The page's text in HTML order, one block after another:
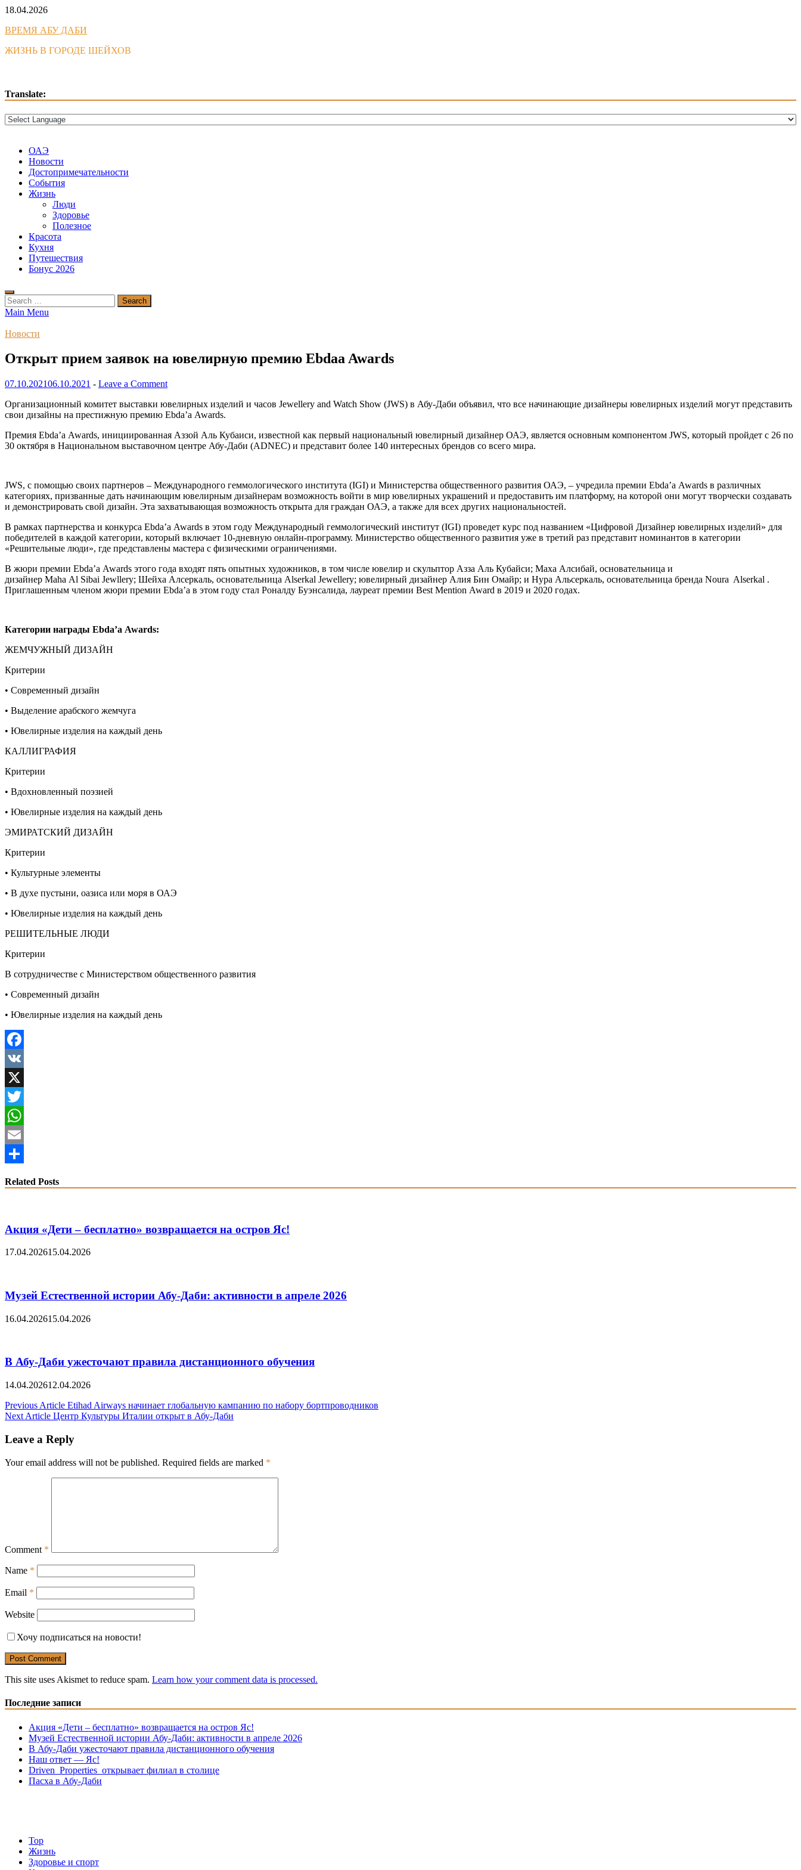
Skip
content
18.04.2026
ВРЕМЯ АБУ ДАБИ
ЖИЗНЬ В ГОРОДЕ ШЕЙХОВ
Translate:
ОАЭ
Новости
Достопримечательности
События
Жизнь
Люди
Здоровье
Полезное
Красота
Кухня
Путешествия
Бонус 2026
Search
for:
Main Menu
Новости
Открыт прием заявок на ювелирную премию Ebdaa Awards
07.10.202106.10.2021 - Leave a Comment
Организационный комитет выставки ювелирных изделий и часов Jewellery and Watch Show (JWS) в Абу-Даби объявил, что все начинающие дизайнеры ювелирных изделий могут представить
свои дизайны на престижную премию Ebda’a Awards.
Премия Ebda’a Awards, инициированная Аззой Аль Кубаиси, известной как первый национальный ювелирный дизайнер ОАЭ, является основным компонентом JWS, который пройдет с 26 по
30 октября в Национальном выставочном центре Абу-Даби (ADNEC) и представит более 140 интересных брендов со всего мира.
JWS, с помощью своих партнеров – Международного геммологического института (IGI) и Министерства общественного развития ОАЭ, – учредила премии Ebda’a Awards в различных
категориях, призванные дать начинающим ювелирным дизайнерам возможность войти в мир ювелирных украшений и предоставить им платформу, на которой они могут творчески создавать
и демонстрировать свой дизайн. Эта захватывающая возможность открыта для граждан ОАЭ, а также для всех других национальностей.
В рамках партнерства и конкурса Ebda’a Awards в этом году Международный геммологический институт (IGI) проведет курс под названием «Цифровой Дизайнер ювелирных изделий» для
победителей в каждой категории, который включает 10-дневную онлайн-программу. Министерство общественного развития уже в третий раз представит номинантов в категории
«Решительные люди», где представлены мастера с физическими ограничениями.
В жюри премии Ebda’a Awards этого года входят пять опытных художников, в том числе ювелир и скульптор Азза Аль Кубайси; Маха Алсибай, основательница и
дизайнер Maha Al Sibai Jewllery; Шейха Алсеркаль, основательница Alserkal Jewellery; ювелирный дизайнер Алия Бин Омайр; и Нура Альсеркаль, основательница бренда Noura Alserkal .
Приглашенным членом жюри премии Ebda’a в этом году стал Роналду Буэнсалида, лауреат премии Best Mention Award в 2019 и 2020 годах.
Категории награды Ebda’a Awards:
ЖЕМЧУЖНЫЙ ДИЗАЙН
Критерии
• Современный дизайн
• Выделение арабского жемчуга
• Ювелирные изделия на каждый день
КАЛЛИГРАФИЯ
Критерии
• Вдохновленный поэзией
• Ювелирные изделия на каждый день
ЭМИРАТСКИЙ ДИЗАЙН
Критерии
• Культурные элементы
• В духе пустыни, оазиса или моря в ОАЭ
• Ювелирные изделия на каждый день
РЕШИТЕЛЬНЫЕ ЛЮДИ
Критерии
В сотрудничестве с Министерством общественного развития
• Современный дизайн
• Ювелирные изделия на каждый день
Facebook
VK
X
Twitter
WhatsApp
Email
Related Posts
Акция «Дети – бесплатно» возвращается на остров Яс!
17.04.202615.04.2026
Музей Eстественной истории Абу-Даби: активности в апреле 2026
16.04.202615.04.2026
В Абу-Даби ужесточают правила дистанционного обучения
14.04.202612.04.2026
Post
navigation
Previous Article Etihad Airways начинает глобальную кампанию по набору бортпроводников
Next Article Центр Культуры Италии открыт в Абу-Даби
Leave a Reply
Your email address will not be published. Required fields are marked *
Comment *
Name *
Email *
Website
Хочу подписаться на новости!
This site uses Akismet to reduce spam. Learn how your comment data is processed.
Последние записи
Акция «Дети – бесплатно» возвращается на остров Яс!
Музей Eстественной истории Абу-Даби: активности в апреле 2026
В Абу-Даби ужесточают правила дистанционного обучения
Наш ответ — Яс!
Driven Properties открывает филиал в столице
Пасха в Абу-Даби
Top
Жизнь
Здоровье и спорт